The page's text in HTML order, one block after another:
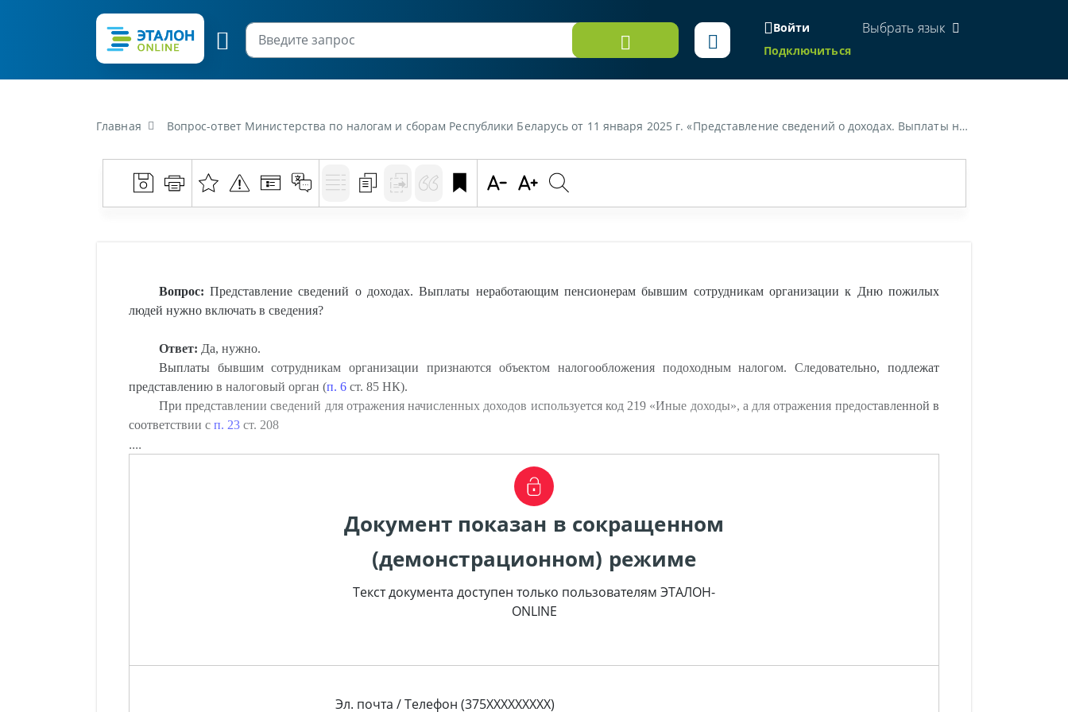
Войти
Подключиться
Выбрать язык
Главная Вопрос-ответ Министерства по налогам и сборам Республики Беларусь от 11 января 2025 г. «Представление сведений о доходах. Выплаты неработающим пенсионерам бывшим сотрудникам организации к Дню пожилых людей нужно включать в сведения?»
Вопрос: Представление сведений о доходах. Выплаты неработающим пенсионерам бывшим сотрудникам организации к Дню пожилых
людей нужно включать в сведения?
Ответ: Да, нужно.
Выплаты бывшим сотрудникам организации признаются объектом налогообложения подоходным налогом. Следовательно, подлежат
представлению в налоговый орган (п. 6 ст. 85 НК).
При представлении сведений для отражения начисленных доходов используется код 219 «Иные доходы», а для отражения предоставленной в
соответствии с п. 23 ст. 208
....
Документ показан в сокращенном
(демонстрационном) режиме
Текст документа доступен только пользователям ЭТАЛОН-
ONLINE
Эл. почта / Телефон (375XXXXXXXXX)